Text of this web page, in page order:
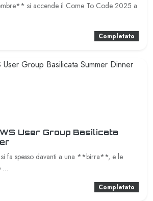
si accende il Come To Code 2025 a
Completato
User Group Basilicata
fa spesso davanti a una **birra**, e le
…
Completato